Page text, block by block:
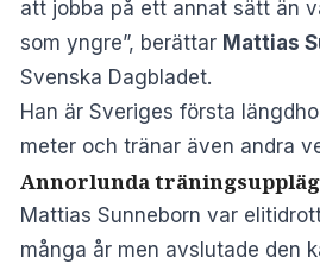
att jobba på ett annat sätt än
som yngre”, berättar Mattias
Svenska Dagbladet.
Han är Sveriges första
meter och tränar även andra
Annorlunda
Mattias Sunneborn var
många år men avslutade den